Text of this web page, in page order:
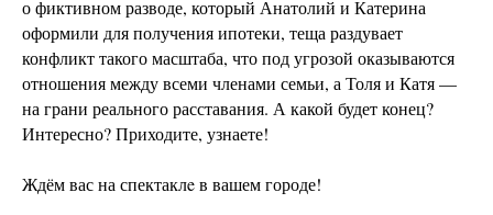
о фиктивном разводе, который Анатолий и Катерина
оформили для получения ипотеки, теща раздувает
конфликт такого масштаба, что под угрозой оказываются
отношения между всеми членами семьи, а Толя и Катя —
на грани реального расставания. А какой будет конец?
Интересно? Приходите, узнаете!
Ждём вас на спектаклe в вашем городе!